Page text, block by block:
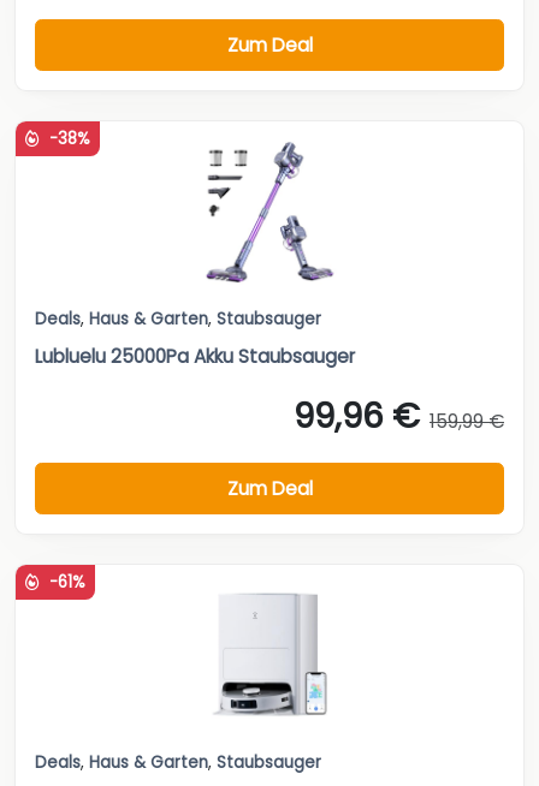
Zum Deal
-38%
Deals, Haus & Garten, Staubsauger
Lubluelu 25000Pa Akku Staubsauger
99,96 € 159,99 €
Zum Deal
-61%
Deals, Haus & Garten, Staubsauger